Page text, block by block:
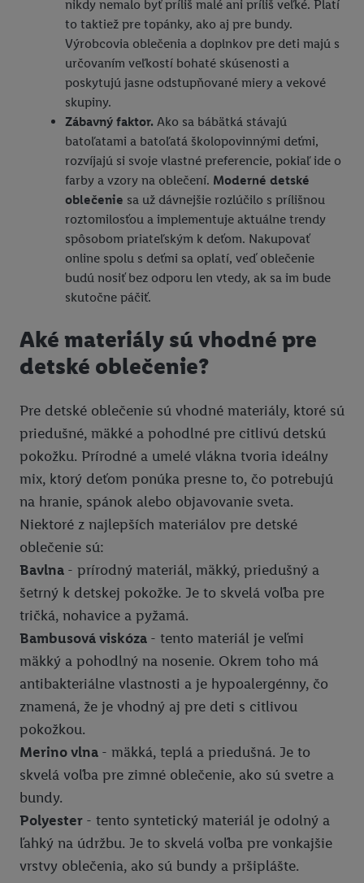
nikdy nemalo byť príliš malé ani príliš veľké. Platí
to taktiež pre topánky, ako aj pre bundy.
Výrobcovia oblečenia a doplnkov pre deti majú s
určovaním veľkostí bohaté skúsenosti a
poskytujú jasne odstupňované miery a vekové
skupiny.
Zábavný faktor. Ako sa bábätká stávajú
batoľatami a batoľatá školopovinnými deťmi,
rozvíjajú si svoje vlastné preferencie, pokiaľ ide o
farby a vzory na oblečení. Moderné detské
oblečenie sa už dávnejšie rozlúčilo s prílišnou
roztomilosťou a implementuje aktuálne trendy
spôsobom priateľským k deťom. Nakupovať
online spolu s deťmi sa oplatí, veď oblečenie
budú nosiť bez odporu len vtedy, ak sa im bude
skutočne páčiť.
Aké materiály sú vhodné pre
detské oblečenie?
Pre detské oblečenie sú vhodné materiály, ktoré sú
priedušné, mäkké a pohodlné pre citlivú detskú
pokožku. Prírodné a umelé vlákna tvoria ideálny
mix, ktorý deťom ponúka presne to, čo potrebujú
na hranie, spánok alebo objavovanie sveta.
Niektoré z najlepších materiálov pre detské
oblečenie sú:
Bavlna - prírodný materiál, mäkký, priedušný a
šetrný k detskej pokožke. Je to skvelá voľba pre
tričká, nohavice a pyžamá.
Bambusová viskóza - tento materiál je veľmi
mäkký a pohodlný na nosenie. Okrem toho má
antibakteriálne vlastnosti a je hypoalergénny, čo
znamená, že je vhodný aj pre deti s citlivou
pokožkou.
Merino vlna - mäkká, teplá a priedušná. Je to
skvelá voľba pre zimné oblečenie, ako sú svetre a
bundy.
Polyester - tento syntetický materiál je odolný a
ľahký na údržbu. Je to skvelá voľba pre vonkajšie
vrstvy oblečenia, ako sú bundy a pršiplášte.